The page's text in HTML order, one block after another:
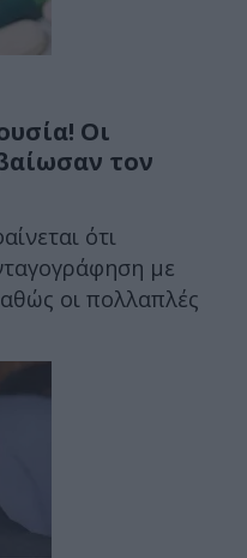
Οι
τον
ότι
με
οι πολλαπλές